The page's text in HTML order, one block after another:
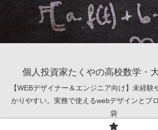
個人投資家たくやの高校数学・
【WEBデザイナー＆エンジニア向け】未経験
かりやすい。実務で使えるwebデザインとプ
袋